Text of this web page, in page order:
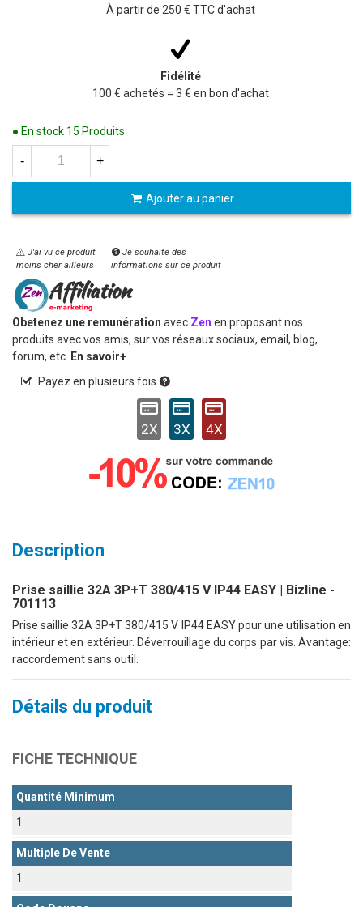
À partir de 250 € TTC d'achat
Fidélité
100 € achetés = 3 € en bon d'achat
● En stock 15 Produits
- +
Ajouter au panier
J'ai vu ce produit
moins cher ailleurs
Je souhaite des
informations sur ce produit
Obetenez une remunération avec Zen en proposant nos
produits avec vos amis, sur vos réseaux sociaux, email, blog,
forum, etc. En savoir+
Payez en plusieurs fois
2X 3X 4X
Description
Prise saillie 32A 3P+T 380/415 V IP44 EASY | Bizline -
701113
Prise saillie 32A 3P+T 380/415 V IP44 EASY pour une utilisation en
intérieur et en extérieur. Déverrouillage du corps par vis. Avantage:
raccordement sans outil.
Détails du produit
FICHE TECHNIQUE
Quantité Minimum
1
Multiple De Vente
1